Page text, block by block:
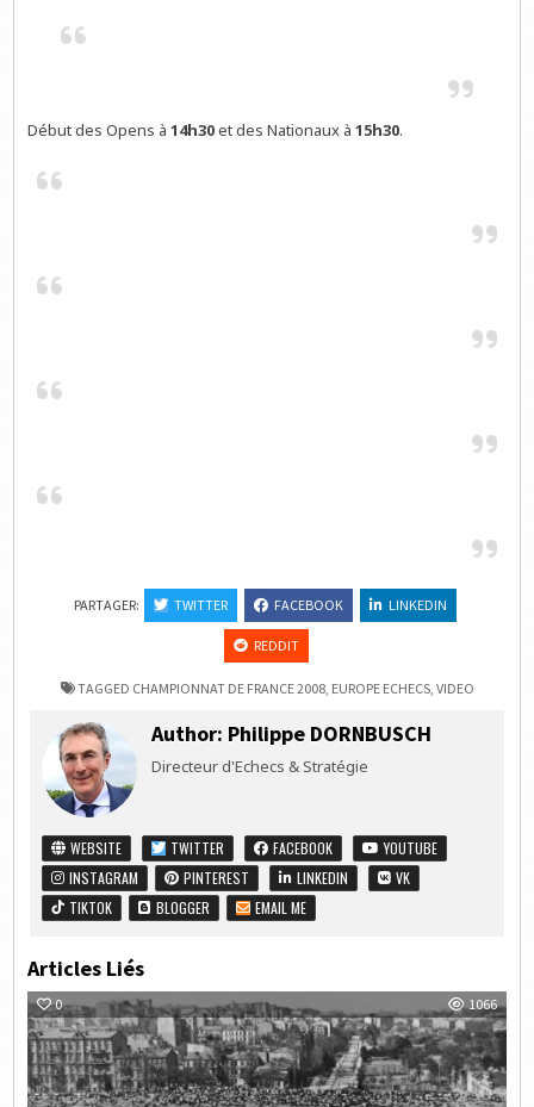
Début des Opens à14h30et des Nationaux à15h30.
PARTAGER: TWITTER FACEBOOK LINKEDIN
REDDIT
TAGGED CHAMPIONNAT DE FRANCE 2008, EUROPE ECHECS, VIDEO
Author: Philippe DORNBUSCH
Directeur d'Echecs & Stratégie
WEBSITE TWITTER FACEBOOK
YOUTUBE
INSTAGRAM
PINTEREST LINKEDIN
VK
TIKTOK
BLOGGER EMAIL ME
Articles Liés
0 1066